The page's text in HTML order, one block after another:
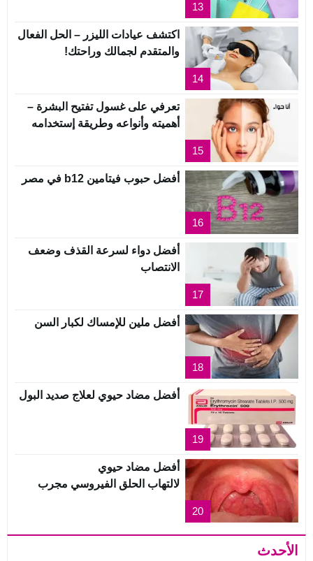
13
14
اكتشف عيادات الليزر – الحل الفعال
والمتقدم لجمالك وراحتك!
15
تعرفي على غسول تفتيح البشرة –
أهميته وأنواعه وطريقة إستخدامه
16
أفضل حبوب فيتامين b12 في مصر
17
أفضل دواء لسرعة القذف وضعف
الانتصاب
18
أفضل ملين للإمساك لكبار السن
19
أفضل مضاد حيوي لعلاج صديد البول
20
أفضل مضاد حيوي
لالتهاب الحلق الفيروسي مجرب
الأحدث